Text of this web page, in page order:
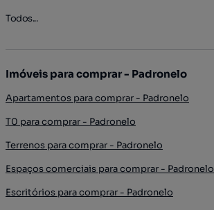
Todos...
Imóveis para comprar - Padronelo
Apartamentos para comprar - Padronelo
T0 para comprar - Padronelo
Terrenos para comprar - Padronelo
Espaços comerciais para comprar - Padronelo
Escritórios para comprar - Padronelo